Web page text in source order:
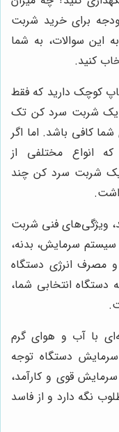
برای خرید شربت
این سوالات، به شما
کنید.
کوچک دارید که فقط
یک شربت سرد کن تک
کافی باشد. اما اگر
انواع مختلفی از
یک شربت سرد کن چند
ویژگی‌های فنی شربت
سرمایش، بدنه،
مصرف انرژی دستگاه
دستگاه انتخابی شما،
با آب و هوای گرم
دستگاه توجه
قوی و کارآمد،
نگه دارد و از فاسد